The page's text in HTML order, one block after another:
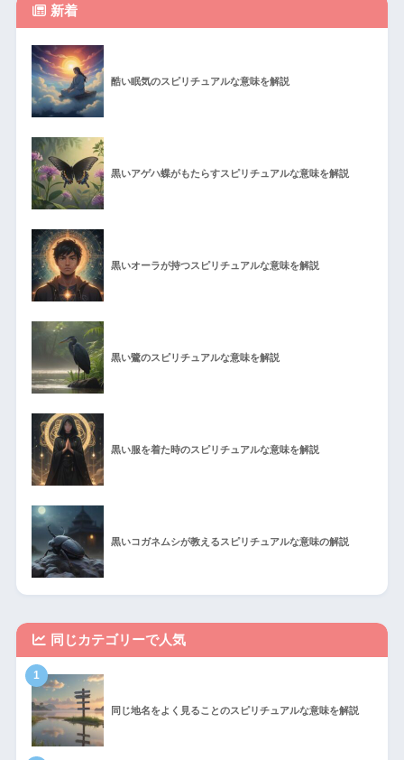
新着
酷い眠気のスピリチュアルな意味を解説
黒いアゲハ蝶がもたらすスピリチュアルな意味を解説
黒いオーラが持つスピリチュアルな意味を解説
黒い鷺のスピリチュアルな意味を解説
黒い服を着た時のスピリチュアルな意味を解説
黒いコガネムシが教えるスピリチュアルな意味の解説
同じカテゴリーで人気
1
同じ地名をよく見ることのスピリチュアルな意味を解説